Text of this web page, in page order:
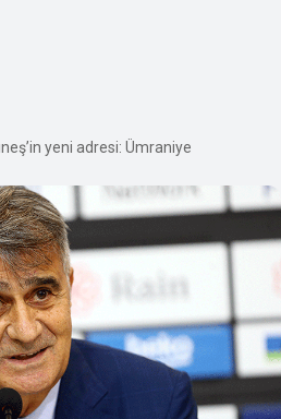
yeni adresi: Ümraniye